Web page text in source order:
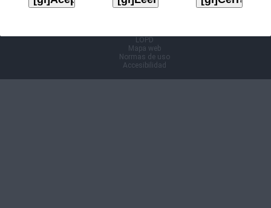
LOPD
Mapa web
Normas de uso
Accesibilidad